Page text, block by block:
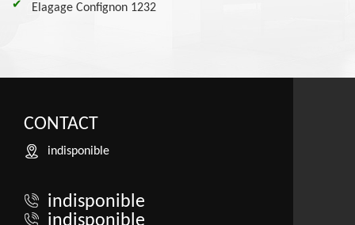
Elagage Confignon 1232
CONTACT
indisponible
indisponible
indisponible